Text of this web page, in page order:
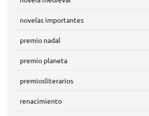
novelas importantes
premio nadal
premio planeta
premiosliterarios
renacimiento